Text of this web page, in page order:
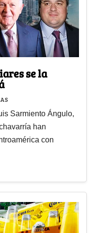
se la
Sarmiento Ángulo,
han
con